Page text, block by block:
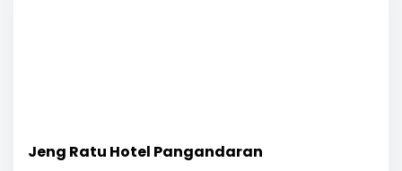
Jeng Ratu Hotel Pangandaran